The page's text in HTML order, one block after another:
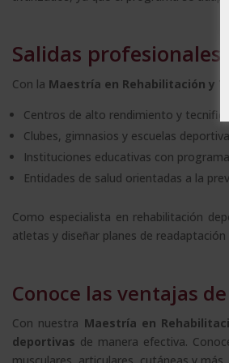
Salidas profesionales
Con la Maestría en Rehabilitación y
Centros de alto rendimiento y
Clubes, gimnasios y escuelas
Instituciones educativas con
Entidades de salud orientadas a la
Como especialista en rehabilitación
atletas y diseñar planes de
Conoce las ventajas
Con nuestra Maestría en
deportivas de manera efectiva.